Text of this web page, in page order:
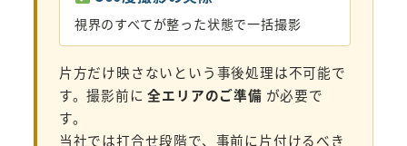
視界のすべてが整った状態で一括撮影
片方だけ映さないという事後処理は不可能で
す。撮影前に全エリアのご準備 が必要で
す。
当社では打合せ段階で、事前に片付けるべき